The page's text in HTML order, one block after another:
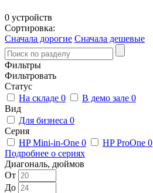
0 устройств
Сортировка:
Сначала дорогие Сначала дешевые
Фильтры
Фильтровать
Статус
На складе 0 В демо зале 0
Вид
Для бизнеса 0
Серия
HP Mini-in-One 0 HP ProOne 0
Подробнее о сериях
Диагональ, дюймов
От
До